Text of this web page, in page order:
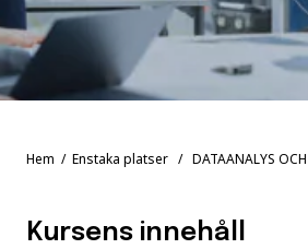
Hem / Enstaka platser / DATAANALYS
Kursens innehåll